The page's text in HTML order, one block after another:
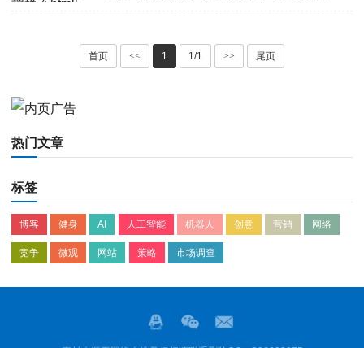
首页 << 1 1/1 >> 尾页
热门文章
标签
博客 健身 AI 人工智能 机器人 创意 营销 网络
竞争 微观 网站 策略 市场调查